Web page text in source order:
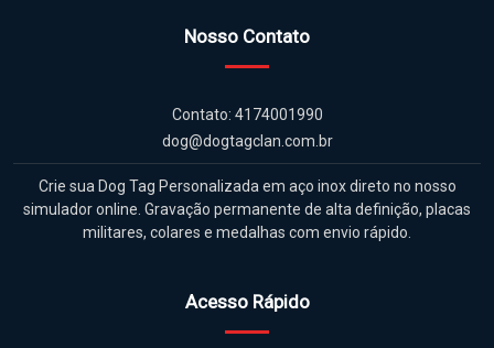
Nosso Contato
Contato: 4174001990
dog@dogtagclan.com.br
Crie sua Dog Tag Personalizada em aço inox direto no nosso
simulador online. Gravação permanente de alta definição, placas
militares, colares e medalhas com envio rápido.
Acesso Rápido